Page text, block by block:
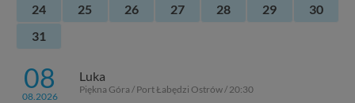
24
25 26 27 28 29
30
31
08
08.2026
Luka
Piękna Góra / Port Łabędzi Ostrów / 20:30